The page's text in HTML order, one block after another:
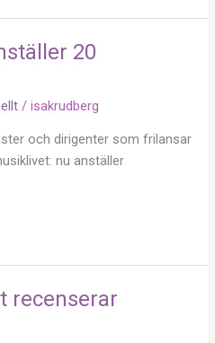
20
/isakrudberg
och dirigenter som frilansar
nu anställer
recenserar